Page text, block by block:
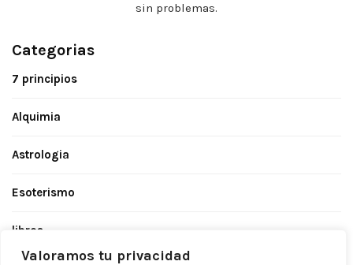
Valoramos tu privacidad
sin problemas.
Categorias
7 principios
Alquimia
Astrologia
Esoterismo
libros